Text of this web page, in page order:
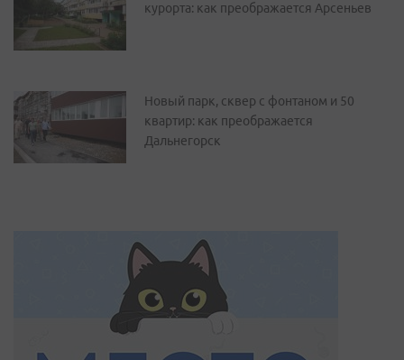
курорта: как преображается Арсеньев
Новый парк, сквер с фонтаном и 50
квартир: как преображается
Дальнегорск